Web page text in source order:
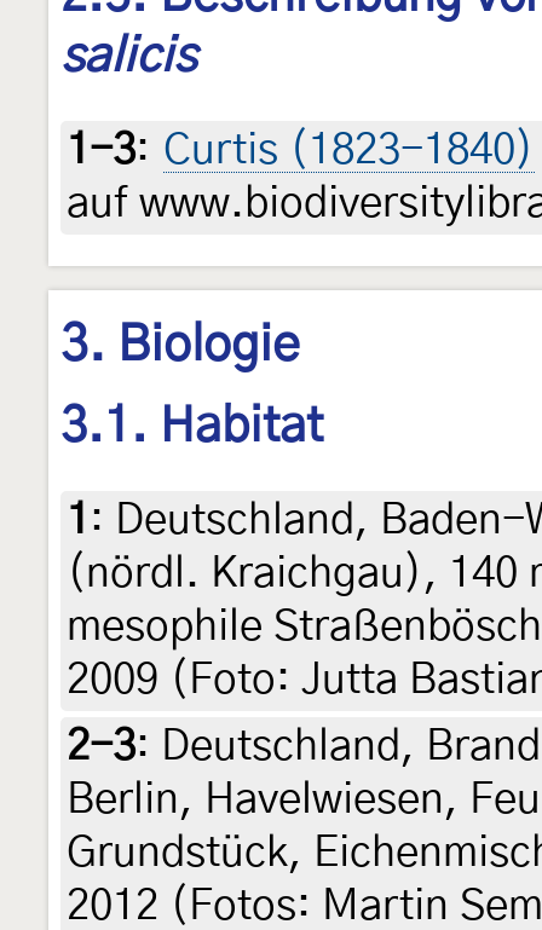
salicis
1-3: Curtis (1823-1840)
auf
3. Biologie
3.1. Habitat
1 : Deutschland, Baden-
(nördl. Kraichgau), 140
mesophile
2009 (Foto: Jutta
2-3: Deutschland,
Berlin, Havelwiesen,
Grundstück,
2012 (Fotos: Martin